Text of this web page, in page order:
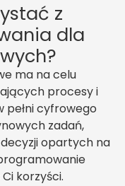
z
dla
ma na celu
procesy i
cyfrowego
zadań,
opartych na
korzyści.